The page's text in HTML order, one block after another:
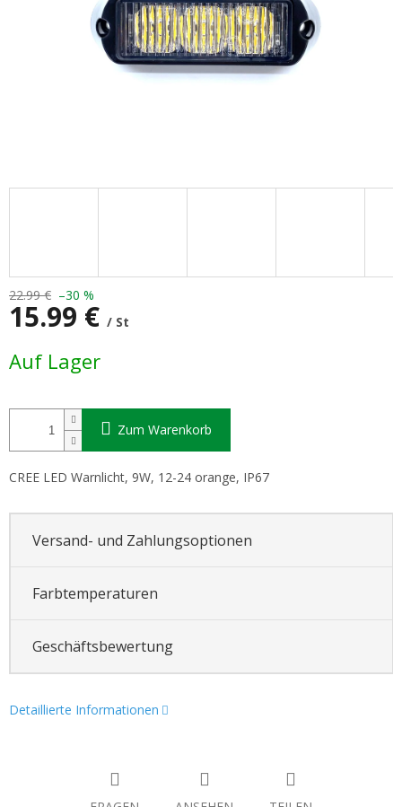
22.99 € –30 %
15.99 € / St
Auf Lager
Zum Warenkorb
CREE LED Warnlicht, 9W, 12-24 orange, IP67
Versand- und Zahlungsoptionen
Farbtemperaturen
Geschäftsbewertung
Detaillierte Informationen